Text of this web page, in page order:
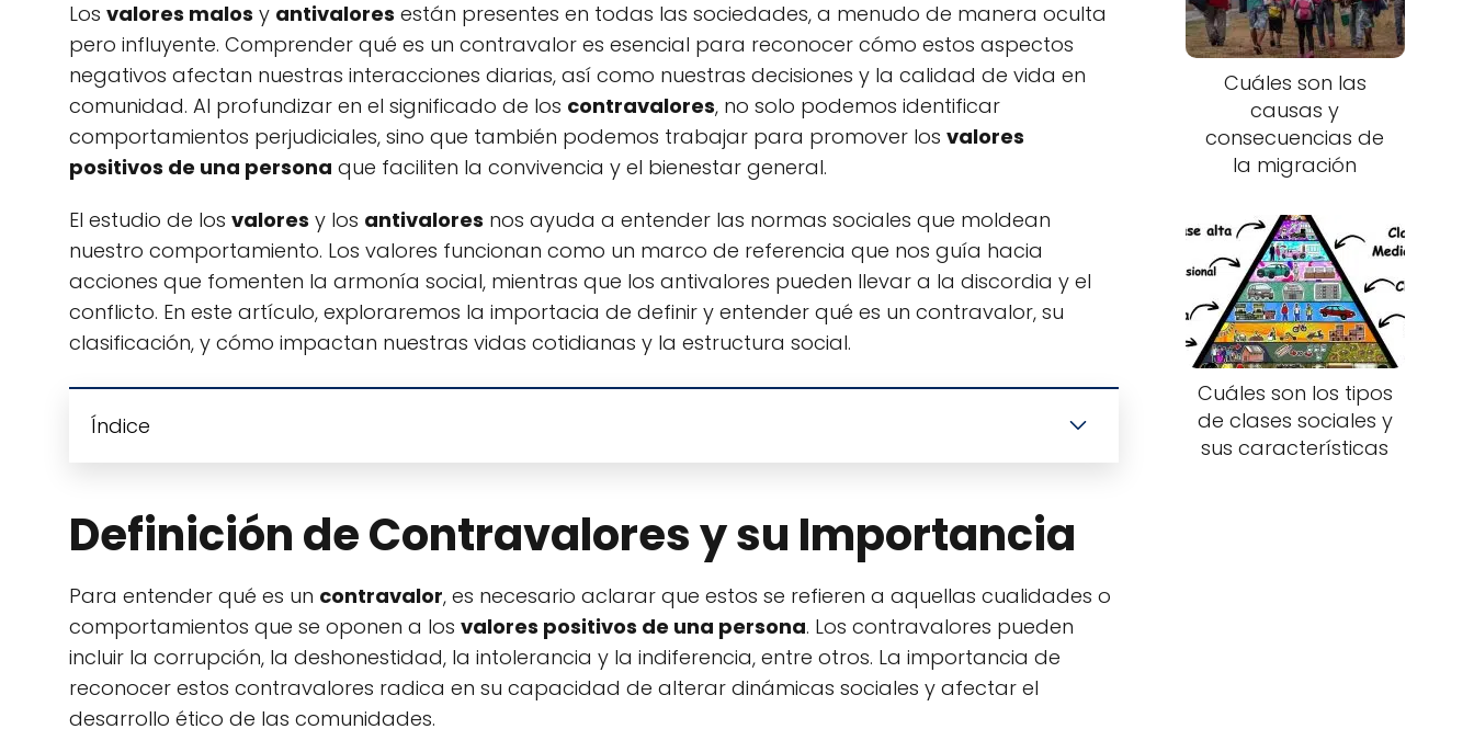
Los valores malos y antivalores están presentes en todas las sociedades, a menudo de manera oculta
pero influyente. Comprender qué es un contravalor es esencial para reconocer cómo estos aspectos
negativos afectan nuestras interacciones diarias, así como nuestras decisiones y la calidad de vida en
comunidad. Al profundizar en el significado de los contravalores, no solo podemos identificar
comportamientos perjudiciales, sino que también podemos trabajar para promover los valores
positivos de una persona que faciliten la convivencia y el bienestar general.
El estudio de los valores y los antivalores nos ayuda a entender las normas sociales que moldean
nuestro comportamiento. Los valores funcionan como un marco de referencia que nos guía hacia
acciones que fomenten la armonía social, mientras que los antivalores pueden llevar a la discordia y el
conflicto. En este artículo, exploraremos la importacia de definir y entender qué es un contravalor, su
clasificación, y cómo impactan nuestras vidas cotidianas y la estructura social.
Índice
Definición de Contravalores y su Importancia
Para entender qué es un contravalor, es necesario aclarar que estos se refieren a aquellas cualidades o
comportamientos que se oponen a los valores positivos de una persona. Los contravalores pueden
incluir la corrupción, la deshonestidad, la intolerancia y la indiferencia, entre otros. La importancia de
reconocer estos contravalores radica en su capacidad de alterar dinámicas sociales y afectar el
desarrollo ético de las comunidades.
Cuáles son las
causas y
consecuencias de
la migración
Cuáles son los tipos
de clases sociales y
sus características